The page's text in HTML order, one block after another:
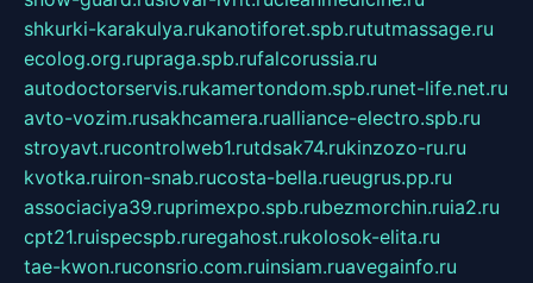
shkurki-karakulya.rukanotiforet.spb.rututmassage.ru
ecolog.org.rupraga.spb.rufalcorussia.ru
autodoctorservis.rukamertondom.spb.runet-life.net.ru
avto-vozim.rusakhcamera.rualliance-electro.spb.ru
stroyavt.rucontrolweb1.rutdsak74.rukinzozo-ru.ru
kvotka.ruiron-snab.rucosta-bella.rueugrus.pp.ru
associaciya39.ruprimexpo.spb.rubezmorchin.ruia2.ru
cpt21.ruispecspb.ruregahost.rukolosok-elita.ru
tae-kwon.ruconsrio.com.ruinsiam.ruavegainfo.ru